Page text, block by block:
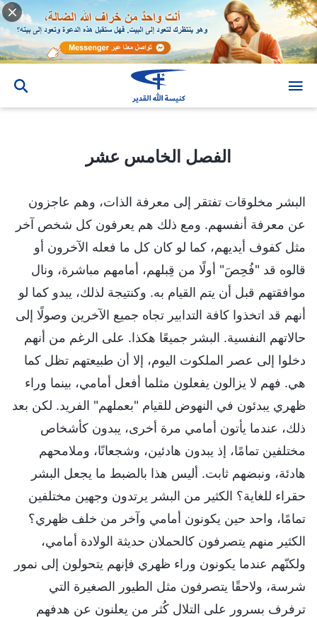
الفصل الخامس عشر
البشر مخلوقات تفتقر إلى معرفة الذات، وهم عاجزون
عن معرفة أنفسهم. ومع ذلك هم يعرفون كل شخص آخر
مثل كفوف أيديهم، كما لو كان كل ما فعله الآخرون أو
قالوه قد "فُحِصَ" أولًا من قِبلهم، أمامهم مباشرة، ونال
موافقتهم قبل أن يتم القيام به. وكنتيجة لذلك، يبدو كما لو
أنهم قد اتخذوا كافة التدابير تجاه جميع الآخرين وصولًا إلى
حالاتهم النفسية. البشر جميعًا هكذا. على الرغم من أنهم
دخلوا إلى عصر الملكوت اليوم، إلا أن طبيعتهم تظل كما
هي. فهم لا يزالون يفعلون مثلما أفعل أمامي، بينما وراء
ظهري يبدئون في النهوض للقيام "بعملهم" الفريد. لكن بعد
ذلك، عندما يأتون أمامي مرة أخرى، يبدون كأشخاص
مختلفين تمامًا، إذ يبدون هادئين، وشجعانًا، وملامحهم
هادئة، ونبضهم ثابت. أليس هذا بالضبط ما يجعل البشر
حقراء للغاية؟ الكثير من البشر يرتدون وجهين مختلفين
تمامًا، واحد حين يكونون أمامي وآخر من خلف ظهري؟
الكثير منهم يتصرفون كالحملان حديثة الولادة أمامي،
ولكنّهم عندما يكونون وراء ظهري فإنهم يتحولون إلى نمور
شرسة، ولاحقًا يتصرفون مثل الطيور الصغيرة التي
ترفرف بسرور على التلال كُثر من يعلنون عن هدفهم